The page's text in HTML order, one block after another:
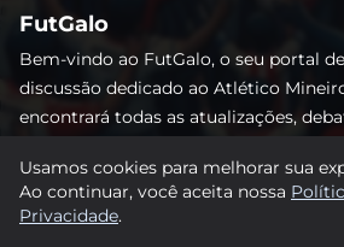
FutGalo
Bem-vindo ao FutGalo, o seu portal
discussão dedicado ao Atlético
encontrará todas as atualizações,
e junte-se à comunidade alvinegra
internet! #AtléticoMineiro #FutGalo
Usamos cookies para melhorar sua
Ao continuar, você aceita nossa
Privacidade.